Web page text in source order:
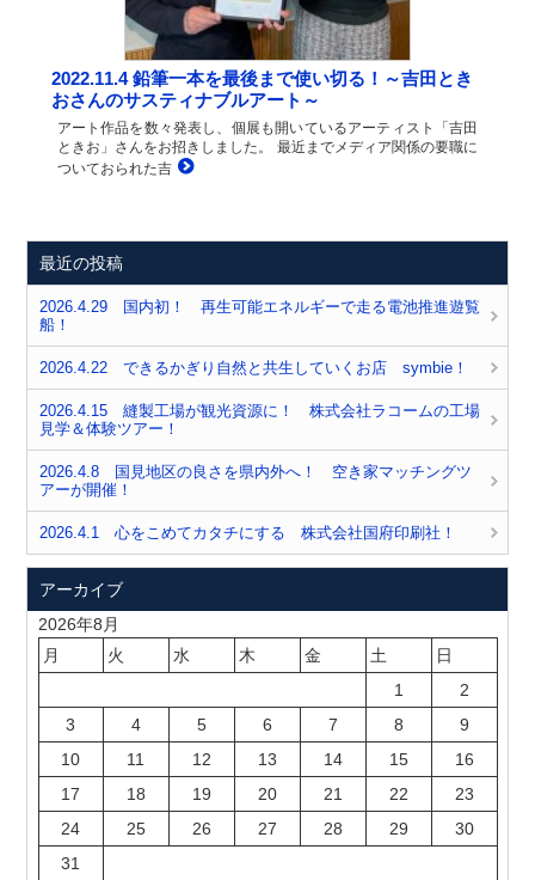
2022.11.4 鉛筆一本を最後まで使い切る！～吉田とき
おさんのサスティナブルアート～
アート作品を数々発表し、個展も開いているアーティスト「吉田
ときお」さんをお招きしました。 最近までメディア関係の要職に
ついておられた吉
最近の投稿
2026.4.29 国内初！ 再生可能エネルギーで走る電池推進遊覧
船！
2026.4.22 できるかぎり自然と共生していくお店 symbie！
2026.4.15 縫製工場が観光資源に！ 株式会社ラコームの工場
見学＆体験ツアー！
2026.4.8 国見地区の良さを県内外へ！ 空き家マッチングツ
アーが開催！
2026.4.1 心をこめてカタチにする 株式会社国府印刷社！
アーカイブ
2026年8月
月
火 水 木 金 土
日
1
2
3
4 5 6 7 8
9
10
11 12 13 14 15
16
17
18 19 20 21 22
23
24
25 26 27 28 29
30
31